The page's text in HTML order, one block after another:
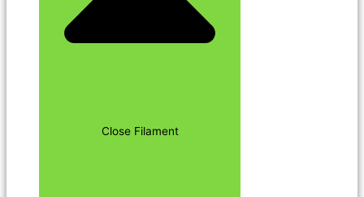
Close Filament